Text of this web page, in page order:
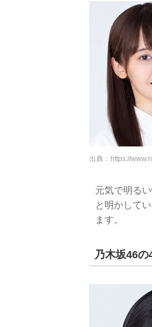
出典： https://
元気で明る
と明かして
ます。
乃木坂46の